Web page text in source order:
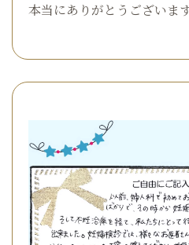
本当にありがとうございます